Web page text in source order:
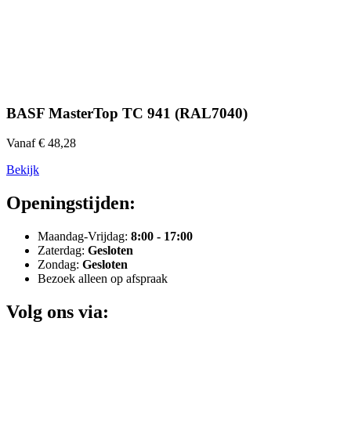
BASF MasterTop TC 941 (RAL7040)
Vanaf € 48,28
Bekijk
Openingstijden:
Maandag-Vrijdag: 8:00 - 17:00
Zaterdag: Gesloten
Zondag: Gesloten
Bezoek alleen op afspraak
Volg ons via: